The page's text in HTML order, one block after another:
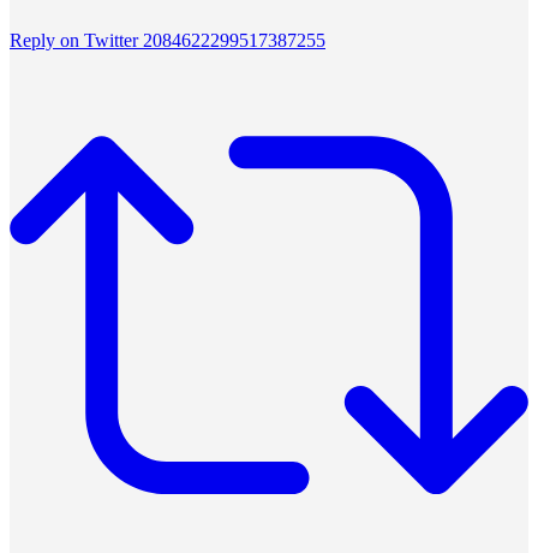
Reply on Twitter 2084622299517387255